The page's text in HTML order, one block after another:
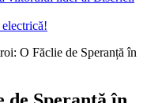
O Făclie de Speranță în